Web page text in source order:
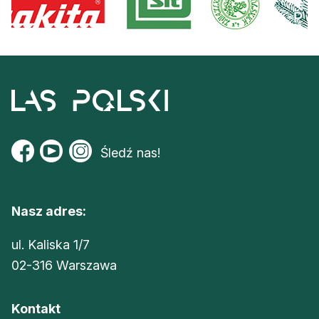
Śledź nas!
Nasz adres:
ul. Kaliska 1/7
02-316 Warszawa
Kontakt